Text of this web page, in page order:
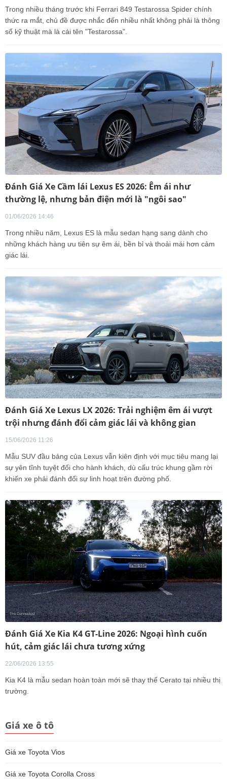
Trong nhiều tháng trước khi Ferrari 849 Testarossa Spider chính
thức ra mắt, chủ đề được nhắc đến nhiều nhất không phải là thông
số kỹ thuật mà là cái tên "Testarossa".
Đánh Giá Xe Cầm lái Lexus ES 2026: Êm ái như
thường lệ, nhưng bản điện mới là "ngôi sao"
01/06/2026 14:46
Trong nhiều năm, Lexus ES là mẫu sedan hạng sang dành cho
những khách hàng ưu tiên sự êm ái, bền bỉ và thoải mái hơn cảm
giác lái.
Đánh Giá Xe Lexus LX 2026: Trải nghiệm êm ái vượt
trội nhưng đánh đổi cảm giác lái và không gian
15/06/2026 11:26
Mẫu SUV đầu bảng của Lexus vẫn kiên định với mục tiêu mang lại
sự yên tĩnh tuyệt đối cho hành khách, dù cấu trúc khung gầm rời
khiến xe phải đánh đổi sự linh hoạt trên đường phố.
Đánh Giá Xe Kia K4 GT-Line 2026: Ngoại hình cuốn
hút, cảm giác lái chưa tương xứng
22/06/2026 13:55
Kia K4 là mẫu sedan hoàn toàn mới sẽ thay thế Cerato tại nhiều thị
trường.
Giá xe ô tô
Giá xe Toyota Vios
Giá xe Toyota Corolla Cross